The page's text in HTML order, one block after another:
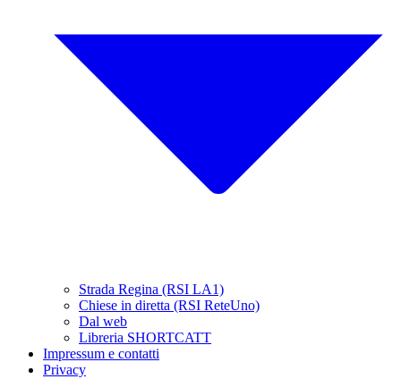
Strada Regina (RSI LA1)
Chiese in diretta (RSI ReteUno)
Dal web
Libreria SHORTCATT
Impressum e contatti
Privacy